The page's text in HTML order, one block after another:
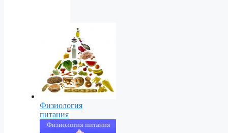
Физиология
питания